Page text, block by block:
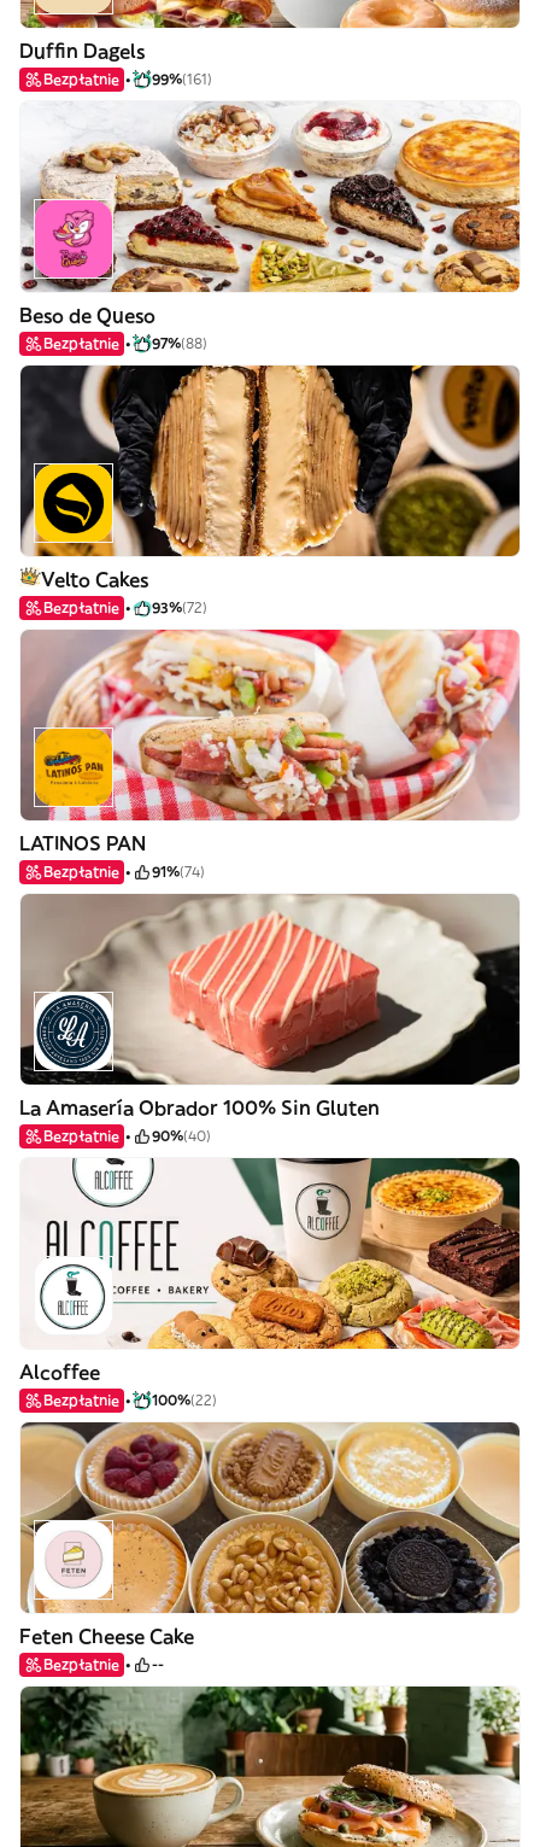
Duffin Dagels
Bezpłatnie 99%(161)
Beso de Queso
Bezpłatnie 97%(88)
Velto Cakes
Bezpłatnie 93%(72)
LATINOS PAN
Bezpłatnie 91%(74)
La Amasería Obrador 100% Sin Gluten
Bezpłatnie 90%(40)
Alcoffee
Bezpłatnie 100%(22)
Feten Cheese Cake
Bezpłatnie --